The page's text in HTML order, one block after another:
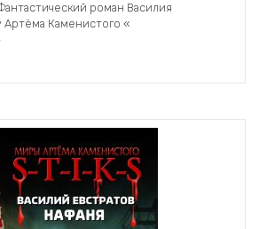
роман Василия
Артёма Каменистого «